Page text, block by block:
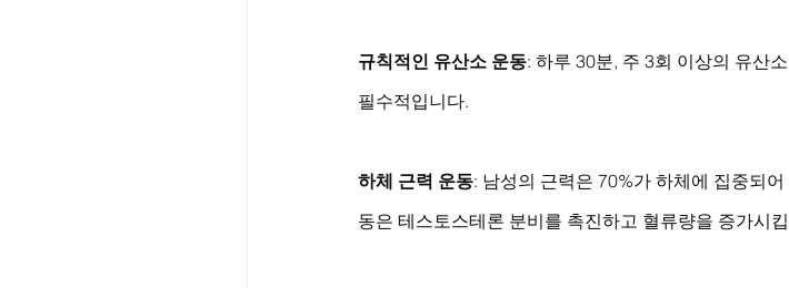
규칙적인 유산소 운동: 하루 30분, 주 3회 이상의 유산
필수적입니다.
하체 근력 운동: 남성의 근력은 70%가 하체에 집중되
동은 테스토스테론 분비를 촉진하고 혈류량을 증가시